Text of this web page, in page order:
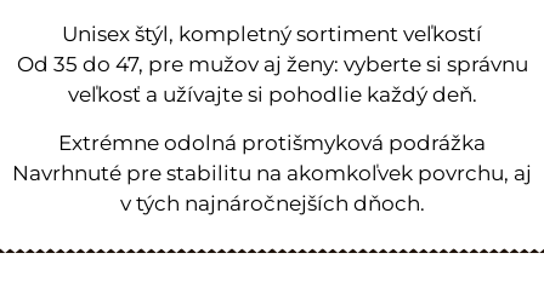
Unisex štýl, kompletný sortiment veľkostí
Od 35 do 47, pre mužov aj ženy: vyberte si správnu
veľkosť a užívajte si pohodlie každý deň.
Extrémne odolná protišmyková podrážka
Navrhnuté pre stabilitu na akomkoľvek povrchu, aj
v tých najnáročnejších dňoch.